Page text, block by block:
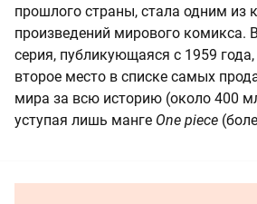
прошлого страны, стала одним из
произведений мирового комикса.
серия, публикующаяся с 1959
второе место в списке самых
мира за всю историю (около 400
уступая лишь манге One piece